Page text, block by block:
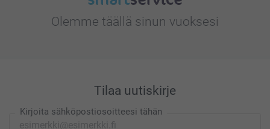
Olemme täällä sinun vuoksesi
Tilaa uutiskirje
Kirjoita sähköpostiosoitteesi tähän